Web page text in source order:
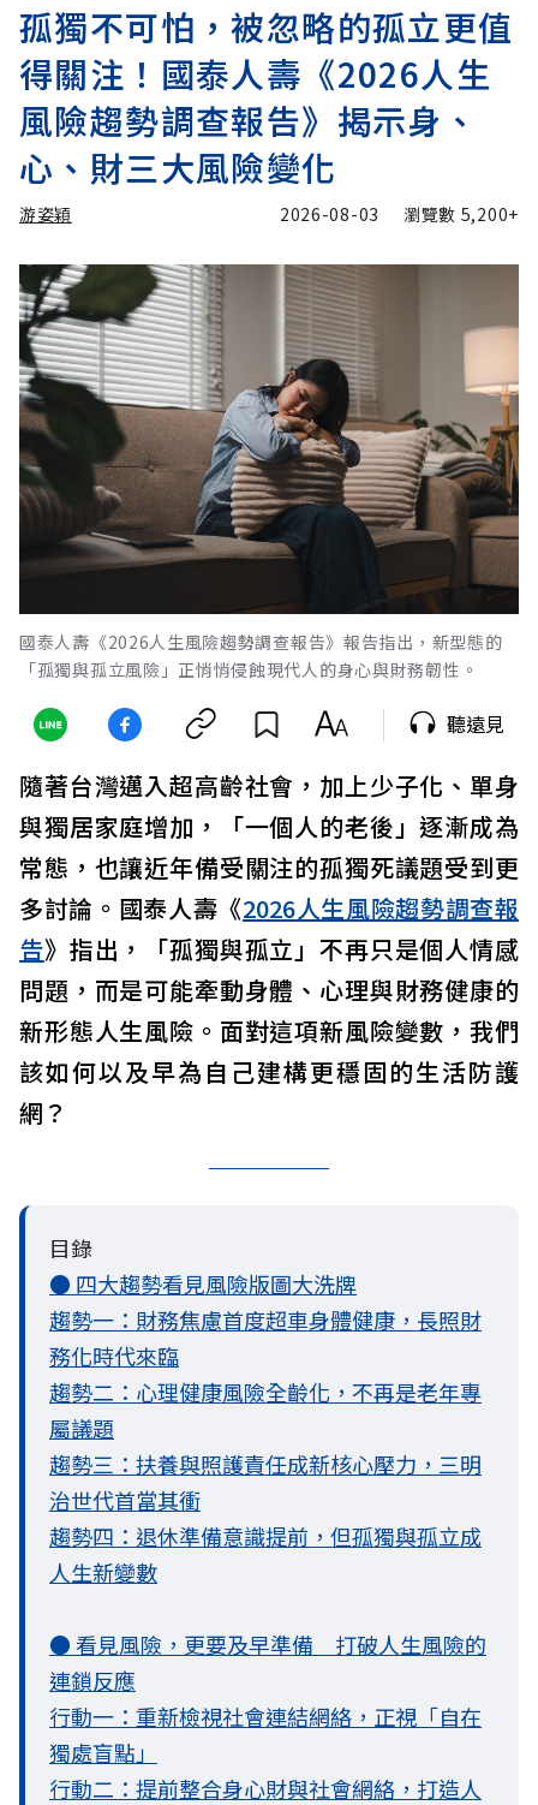
孤獨不可怕，被忽略的孤立更值
得關注！國泰人壽《2026人生
風險趨勢調查報告》揭示身、
心、財三大風險變化
游姿穎 2026-08-03 瀏覽數 5,200+
國泰人壽《2026人生風險趨勢調查報告》報告指出，新型態的
「孤獨與孤立風險」正悄悄侵蝕現代人的身心與財務韌性。
聽遠見
隨著台灣邁入超高齡社會，加上少子化、單身
與獨居家庭增加，「一個人的老後」逐漸成為
常態，也讓近年備受關注的孤獨死議題受到更
多討論。國泰人壽《2026人生風險趨勢調查報
告》指出，「孤獨與孤立」不再只是個人情感
問題，而是可能牽動身體、心理與財務健康的
新形態人生風險。面對這項新風險變數，我們
該如何以及早為自己建構更穩固的生活防護
網？
目錄
● 四大趨勢看見風險版圖大洗牌
趨勢一：財務焦慮首度超車身體健康，長照財
務化時代來臨
趨勢二：心理健康風險全齡化，不再是老年專
屬議題
趨勢三：扶養與照護責任成新核心壓力，三明
治世代首當其衝
趨勢四：退休準備意識提前，但孤獨與孤立成
人生新變數
● 看見風險，更要及早準備 打破人生風險的
連鎖反應
行動一：重新檢視社會連結網絡，正視「自在
獨處盲點」
行動二：提前整合身心財與社會網絡，打造人